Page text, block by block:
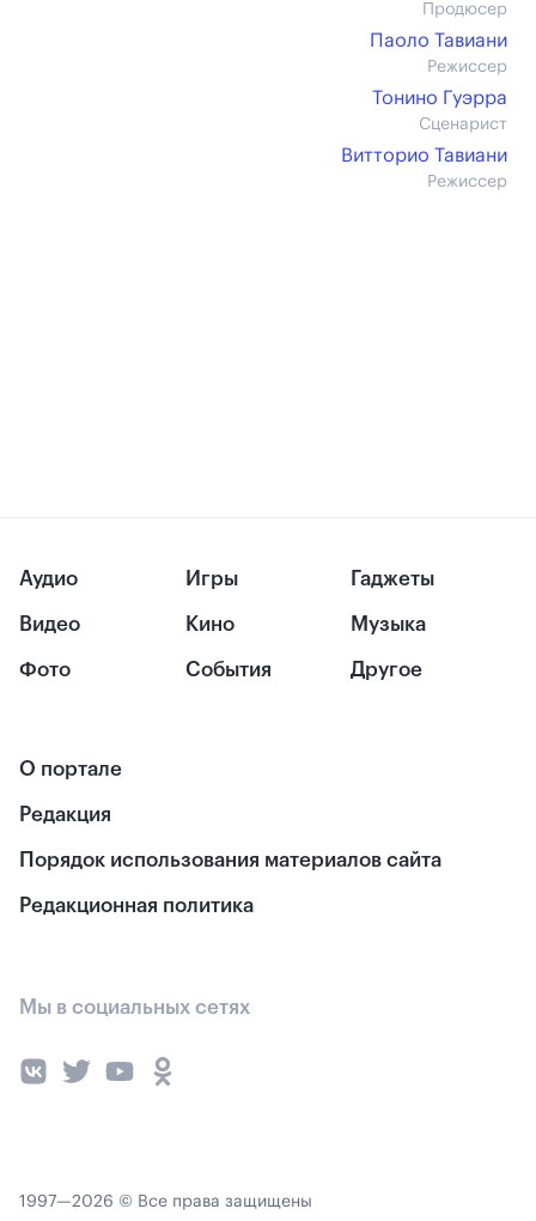
Продюсер
Паоло Тавиани
Режиссер
Тонино Гуэрра
Сценарист
Витторио Тавиани
Режиссер
Аудио
Видео
Фото
Игры
Кино
События
Гаджеты
Музыка
Другое
О портале
Редакция
Порядок использования материалов сайта
Редакционная политика
Мы в социальных сетях
1997—2026 © Все права защищены